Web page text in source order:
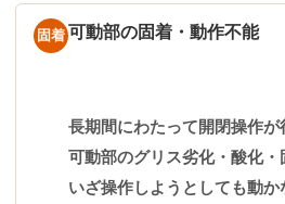
固着 可動部の固着・動作不能
長期間にわたって開閉操作が
可動部のグリス劣化・酸化・
いざ操作しようとしても動か